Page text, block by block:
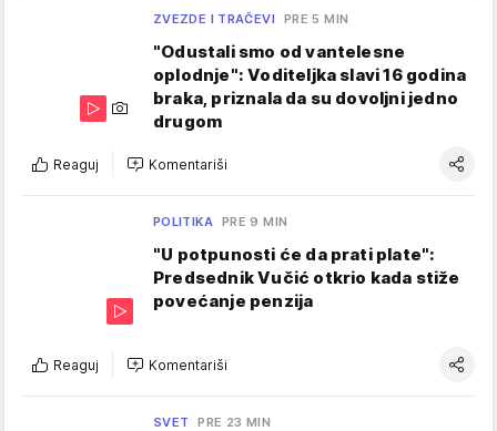
ZVEZDE I TRAČEVI PRE 5 MIN
"Odustali smo od vantelesne
oplodnje": Voditeljka slavi 16 godina
braka, priznala da su dovoljni jedno
drugom
Reaguj Komentariši
POLITIKA PRE 9 MIN
"U potpunosti će da prati plate":
Predsednik Vučić otkrio kada stiže
povećanje penzija
Reaguj Komentariši
SVET PRE 23 MIN